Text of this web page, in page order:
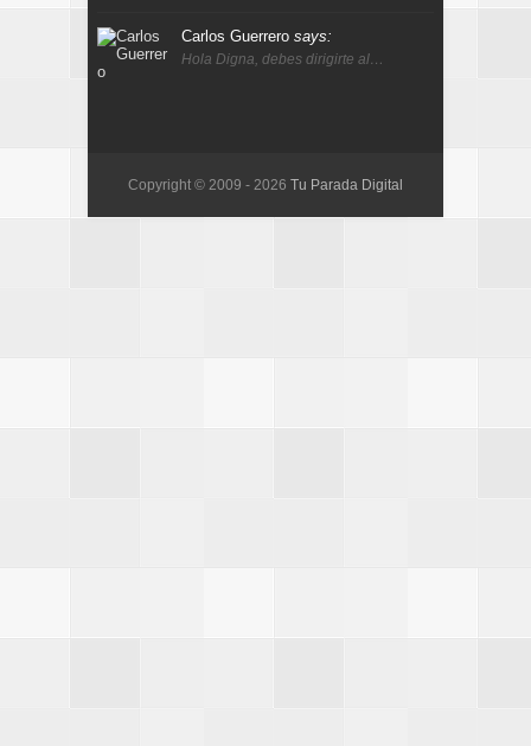
Carlos Guerrero says:
Hola Digna, debes dirigirte al…
Copyright © 2009 - 2026 Tu Parada Digital